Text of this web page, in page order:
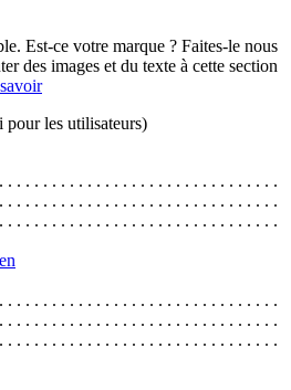
Est-ce votre marque ? Faites-le nous
des images et du texte à cette section
pour les utilisateurs)
. . . . . . . . . . . . . . . . . . . . . . . . . . . . . . .
. . . . . . . . . . . . . . . . . . . . . . . . . . . . . . .
. . . . . . . . . . . . . . . . . . . . . . . . . . . . . . .
. . . . . . . . . . . . . . . . . . . . . . . . . . . . . . .
. . . . . . . . . . . . . . . . . . . . . . . . . . . . . . .
. . . . . . . . . . . . . . . . . . . . . . . . . . . . . . .